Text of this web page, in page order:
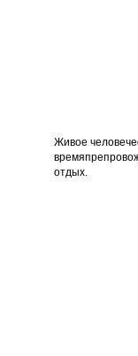
Живое
отдых.